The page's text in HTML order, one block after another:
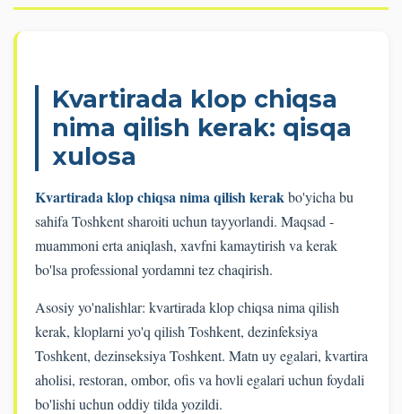
Kvartirada klop chiqsa
nima qilish kerak: qisqa
xulosa
Kvartirada klop chiqsa nima qilish kerakbo'yicha bu
sahifa Toshkent sharoiti uchun tayyorlandi. Maqsad -
muammoni erta aniqlash, xavfni kamaytirish va kerak
bo'lsa professional yordamni tez chaqirish.
Asosiy yo'nalishlar: kvartirada klop chiqsa nima qilish
kerak, kloplarni yo'q qilish Toshkent, dezinfeksiya
Toshkent, dezinseksiya Toshkent. Matn uy egalari, kvartira
aholisi, restoran, ombor, ofis va hovli egalari uchun foydali
bo'lishi uchun oddiy tilda yozildi.